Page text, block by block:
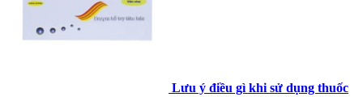
Lưu ý điều gì khi sử dụng thuốc